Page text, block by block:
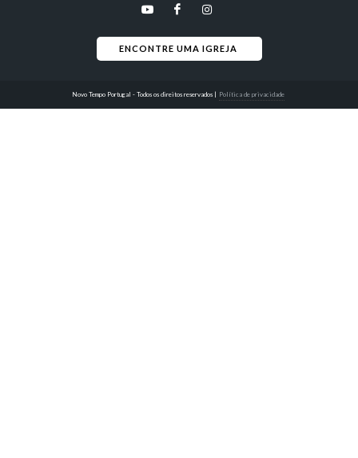
ENCONTRE UMA IGREJA
Novo Tempo Portugal - Todos os direitos reservados| Política de privacidade